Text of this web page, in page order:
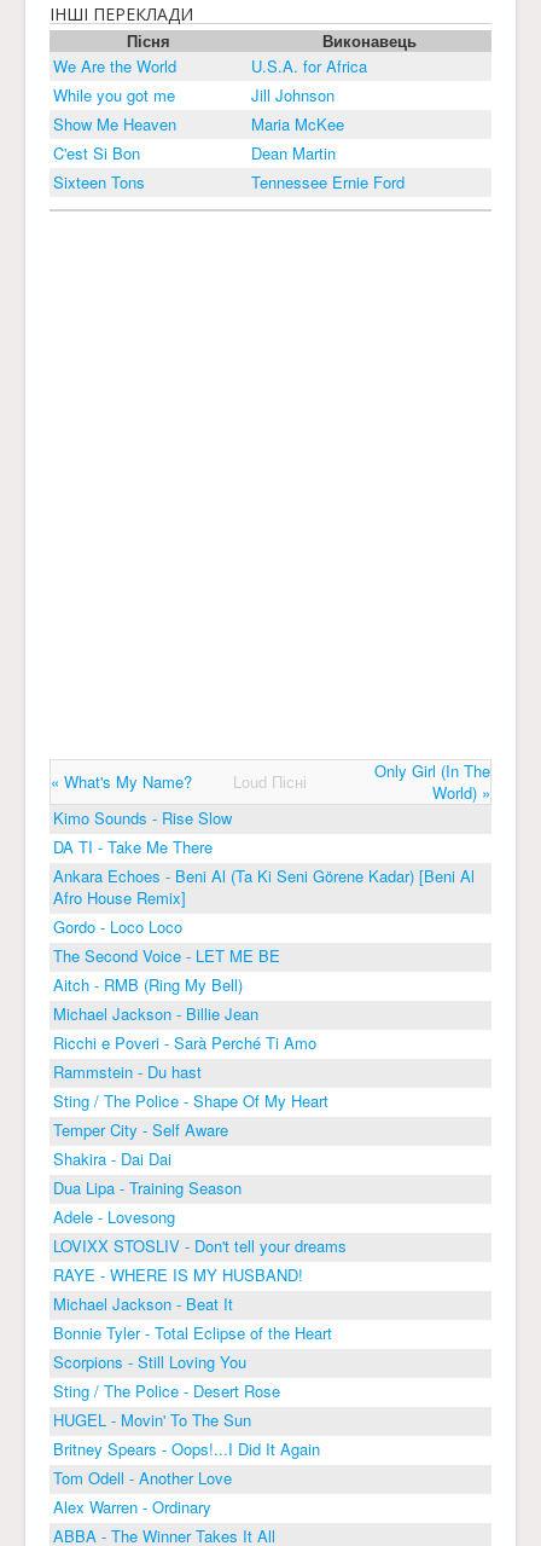
ІНШІ ПЕРЕКЛАДИ
Пісня
Виконавець
We Are the World
U.S.A. for Africa
While you got me
Jill Johnson
Show Me Heaven
Maria McKee
C'est Si Bon
Dean Martin
Sixteen Tons
Tennessee Ernie Ford
« What's My Name? Loud Пісні
Only Girl (In The
World) »
Kimo Sounds - Rise Slow
DA TI - Take Me There
Ankara Echoes - Beni Al (Ta Ki Seni Görene Kadar) [Beni Al
Afro House Remix]
Gordo - Loco Loco
The Second Voice - LET ME BE
Aitch - RMB (Ring My Bell)
Michael Jackson - Billie Jean
Ricchi e Poveri - Sarà Perché Ti Amo
Rammstein - Du hast
Sting / The Police - Shape Of My Heart
Temper City - Self Aware
Shakira - Dai Dai
Dua Lipa - Training Season
Adele - Lovesong
LOVIXX STOSLIV - Don't tell your dreams
RAYE - WHERE IS MY HUSBAND!
Michael Jackson - Beat It
Bonnie Tyler - Total Eclipse of the Heart
Scorpions - Still Loving You
Sting / The Police - Desert Rose
HUGEL - Movin' To The Sun
Britney Spears - Oops!...I Did It Again
Tom Odell - Another Love
Alex Warren - Ordinary
ABBA - The Winner Takes It All